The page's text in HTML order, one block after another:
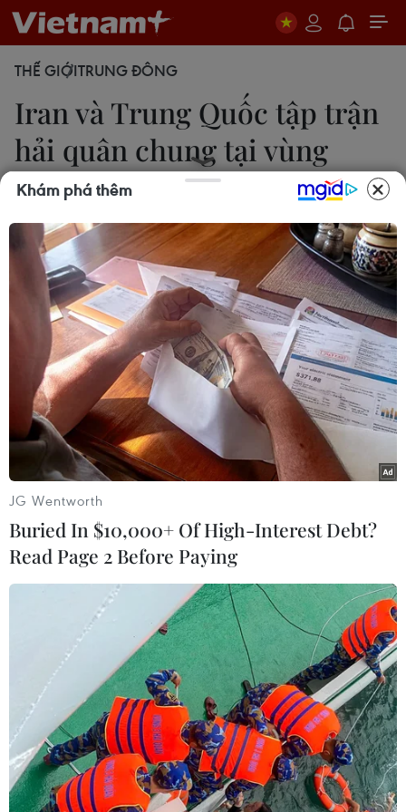
THẾ GIỚITRUNG ĐÔNG
Iran và Trung Quốc tập trận
hải quân chung tại vùng
Vịnh
18/06/2017 14:09
Cuộc tập trận diễn ra tại khu vực phía Đông của
eo biển Hormuz và biển Oman, với sự tham gia
của một tàu khu trục Iran và hai tàu khu trục Trung
Quốc cùng nhiều tàu khác.
Cảng Bandar Abbas của Iran. (Ảnh: AFP/TTXVN)
Ngày 18/6, Iran và Trung Quốc đã bắt đầu một
cuộc tập trận hải quân chung tại vùng Vịnh.
Theo hãng tin Iran IRNA, cuộc tận trận này diễn
Khám phá thêm
JG Wentworth
Buried In $10,000+ Of High-Interest Debt?
Read Page 2 Before Paying